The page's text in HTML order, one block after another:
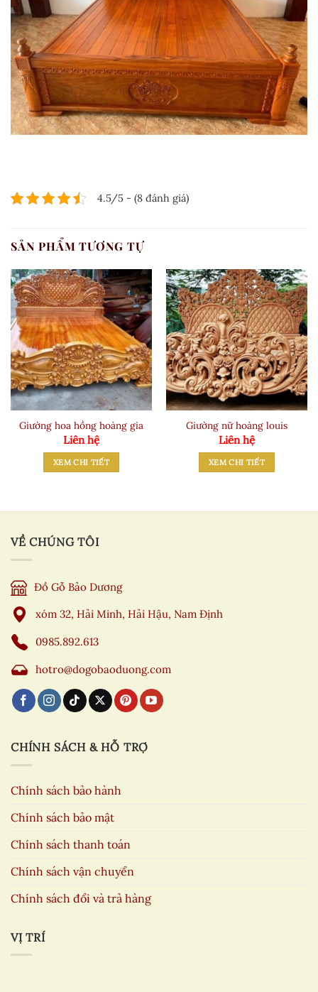
4.5/5 - (8 đánh giá)
SẢN PHẨM TƯƠNG TỰ
Giường hoa hồng hoàng gia
Liên hệ
XEM CHI TIẾT
Giường nữ hoàng louis
Liên hệ
XEM CHI TIẾT
VỀ CHÚNG TÔI
Đồ Gỗ Bảo Dương
xóm 32, Hải Minh, Hải Hậu, Nam Định
0985.892.613
hotro@dogobaoduong.com
CHÍNH SÁCH & HỖ TRỢ
Chính sách bảo hành
Chính sách bảo mật
Chính sách thanh toán
Chính sách vận chuyển
Chính sách đổi và trả hàng
VỊ TRÍ